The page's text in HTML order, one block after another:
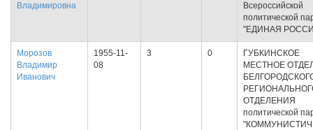
Владимировна
Всероссийской
политической
"ЕДИНАЯ
Морозов
Владимир
Иванович
1955-11-
08
3 0
ГУБКИНСКОЕ
МЕСТНОЕ
ОТДЕЛЕНИЯ
политической